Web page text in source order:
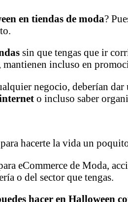
en tiendas de moda?
sin que tengas que ir
incluso en
negocio, deberían dar
o incluso saber
hacerte la vida un
eCommerce de Moda,
o del sector que tengas.
hacer en Halloween